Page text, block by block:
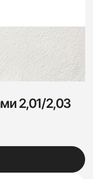
2,01/2,03